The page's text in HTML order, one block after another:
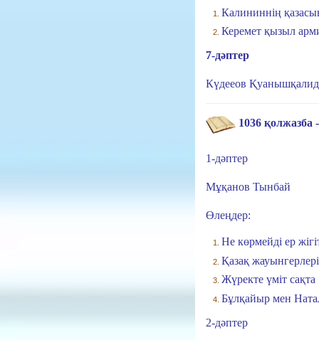
Калининнің
Керемет қызыл
7-дәптер
Күдееов
1036 қолжазба
1-дәптер
Мұқанов Тынбай
Өлеңдер:
Не көрмейді ер
Қазақ
Жүректе үміт сақта
Бұлқайыр мен
2-дәптер